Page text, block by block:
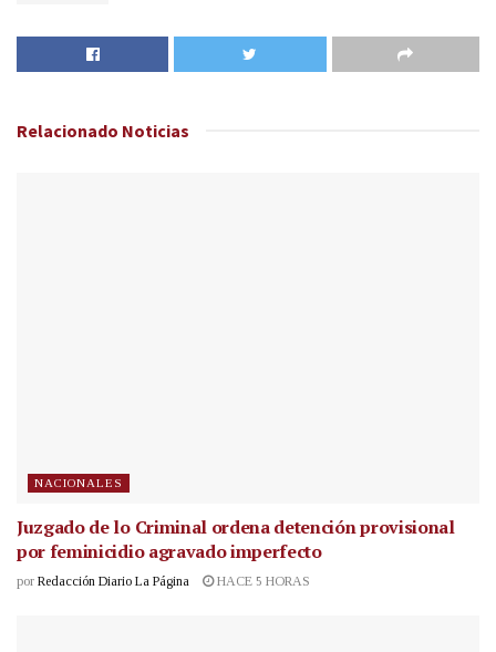
Relacionado Noticias
NACIONALES
Juzgado de lo Criminal ordena detención provisional
por feminicidio agravado imperfecto
por Redacción Diario La Página HACE 5 HORAS